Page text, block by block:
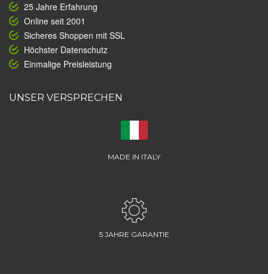
25 Jahre Erfahrung
Online seit 2001
Sicheres Shoppen mit SSL
Höchster Datenschutz
Einmalige Preisleistung
UNSER VERSPRECHEN
MADE IN ITALY
5 JAHRE GARANTIE